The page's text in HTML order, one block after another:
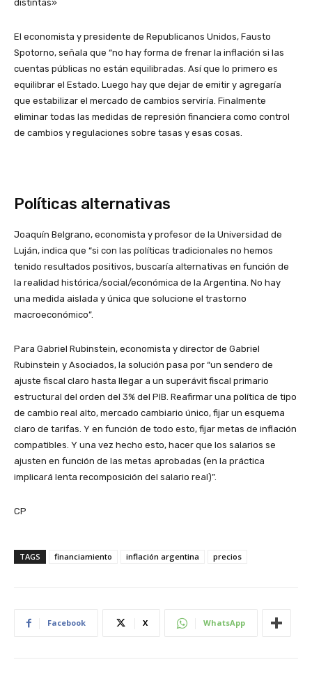
distintas»
El economista y presidente de Republicanos Unidos, Fausto
Spotorno, señala que “no hay forma de frenar la inflación si las
cuentas públicas no están equilibradas. Así que lo primero es
equilibrar el Estado. Luego hay que dejar de emitir y agregaría
que estabilizar el mercado de cambios serviría. Finalmente
eliminar todas las medidas de represión financiera como control
de cambios y regulaciones sobre tasas y esas cosas.
Políticas alternativas
Joaquín Belgrano, economista y profesor de la Universidad de
Luján, indica que “si con las políticas tradicionales no hemos
tenido resultados positivos, buscaría alternativas en función de
la realidad histórica/social/económica de la Argentina. No hay
una medida aislada y única que solucione el trastorno
macroeconómico”.
Para Gabriel Rubinstein, economista y director de Gabriel
Rubinstein y Asociados, la solución pasa por “un sendero de
ajuste fiscal claro hasta llegar a un superávit fiscal primario
estructural del orden del 3% del PIB. Reafirmar una política de tipo
de cambio real alto, mercado cambiario único, fijar un esquema
claro de tarifas. Y en función de todo esto, fijar metas de inflación
compatibles. Y una vez hecho esto, hacer que los salarios se
ajusten en función de las metas aprobadas (en la práctica
implicará lenta recomposición del salario real)”.
CP
TAGS financiamiento inflación argentina precios
Facebook X WhatsApp